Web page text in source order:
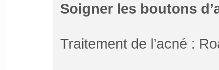
Soigner les boutons
Traitement de l’acné :